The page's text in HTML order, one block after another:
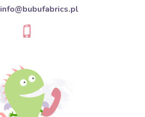
info@bubufabrics.pl